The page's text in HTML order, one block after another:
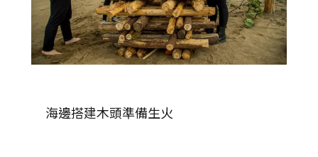
海邊搭建木頭準備生火